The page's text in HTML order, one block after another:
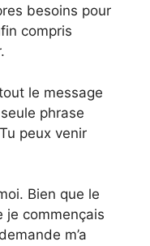
besoins pour
compris
le message
phrase
peux venir
Bien que le
je commençais
m’a